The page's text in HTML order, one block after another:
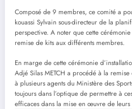
Composé de 9 membres, ce comité a
kouassi Sylvain sous-directeur de la
perspective. A noter que cette
remise de kits aux différents membres.
En marge de cette cérémonie
Adjé Silas METCH a procédé à la
à plusieurs agents du Ministère des
toujours dans l’optique de permettre à
efficaces dans la mise en œuvre de leurs